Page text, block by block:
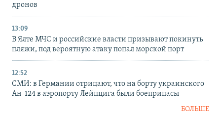
дронов
13:09
В Ялте МЧС и российские власти призывают покинуть
пляжи, под вероятную атаку попал морской порт
12:52
СМИ: в Германии отрицают, что на борту украинского
Ан-124 в аэропорту Лейпцига были боеприпасы
БОЛЬШЕ